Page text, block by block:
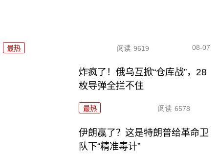
最热 阅读 9619 08-07
炸疯了！俄乌互掀“仓库战”，28
枚导弹全拦不住
最热 阅读 6578
伊朗赢了？这是特朗普给革命卫
队下“精准毒计”